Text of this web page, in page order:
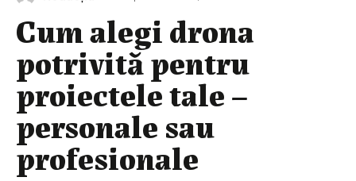
Cum alegi drona
potrivită pentru
proiectele tale –
personale sau
profesionale